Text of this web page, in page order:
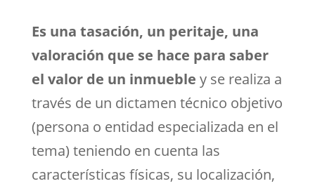
Es una tasación, un peritaje, una
valoración que se hace para saber
el valor de un inmueble y se realiza a
través de un dictamen técnico objetivo
(persona o entidad especializada en el
tema) teniendo en cuenta las
características físicas, su localización,